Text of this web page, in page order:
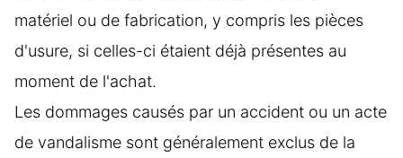
matériel ou de fabrication, y compris les pièces
d'usure, si celles-ci étaient déjà présentes au
moment de l'achat.
Les dommages causés par un accident ou un acte
de vandalisme sont généralement exclus de la